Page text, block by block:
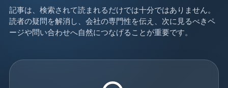
記事は、検索されて読まれるだけでは十分ではありません。
読者の疑問を解消し、会社の専門性を伝え、次に見るべきペ
ージや問い合わせへ自然につなげることが重要です。